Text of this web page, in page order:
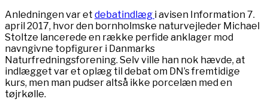
Anledningen var et debatindlæg i avisen Information 7.
april 2017, hvor den bornholmske naturvejleder Michael
Stoltze lancerede en række perfide anklager mod
navngivne topfigurer i Danmarks
Naturfredningsforening. Selv ville han nok hævde, at
indlægget var et oplæg til debat om DN’s fremtidige
kurs, men man pudser altså ikke porcelæn med en
tøjrkølle.